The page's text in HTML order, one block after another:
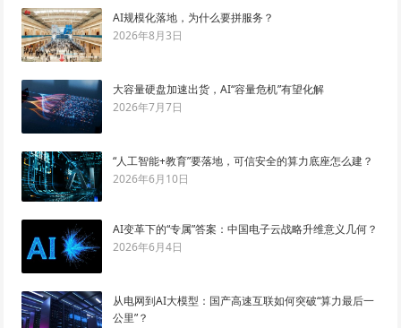
AI规模化落地，为什么要拼服务？
2026年8月3日
大容量硬盘加速出货，AI“容量危机”有望化解
2026年7月7日
“人工智能+教育”要落地，可信安全的算力底座怎么建？
2026年6月10日
AI变革下的“专属”答案：中国电子云战略升维意义几何？
2026年6月4日
从电网到AI大模型：国产高速互联如何突破“算力最后一
公里”？